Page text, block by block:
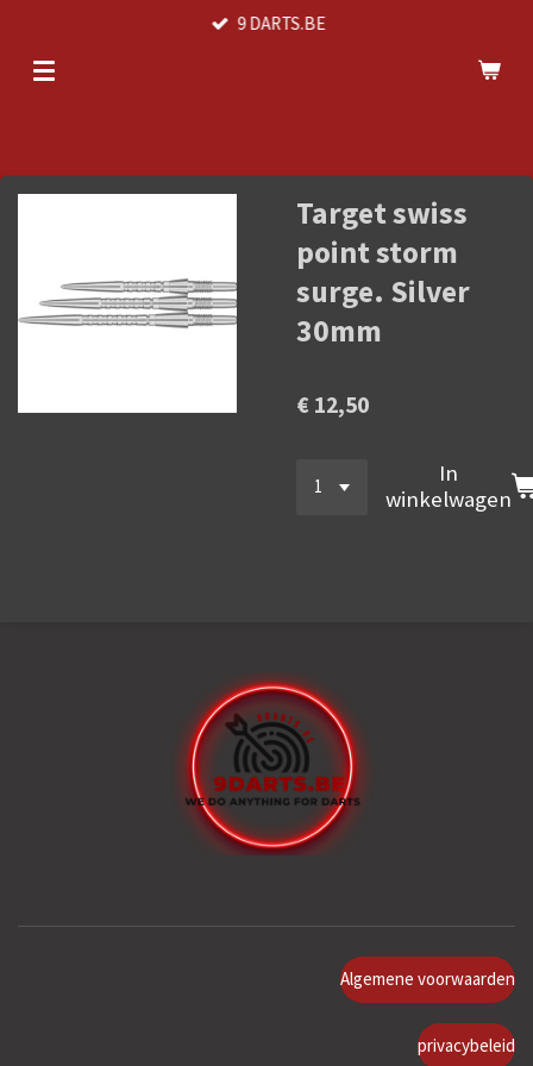
naar
9 DARTS.BE
Target swiss
point storm
surge. Silver
30mm
€ 12,50
In
winkelwagen
Algemene voorwaarden
privacybeleid